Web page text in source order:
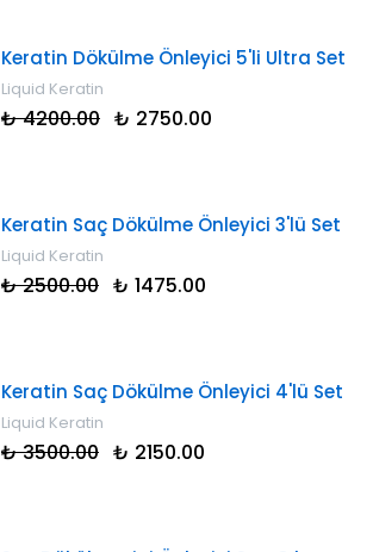
Keratin Dökülme Önleyici 5'li Ultra Set
Liquid Keratin
₺ 4200.00 ₺ 2750.00
Keratin Saç Dökülme Önleyici 3'lü Set
Liquid Keratin
₺ 2500.00 ₺ 1475.00
Keratin Saç Dökülme Önleyici 4'lü Set
Liquid Keratin
₺ 3500.00 ₺ 2150.00